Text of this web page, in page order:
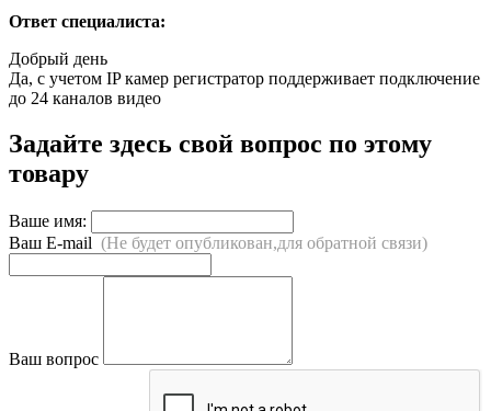
Ответ специалиста:
Добрый день
Да, с учетом IP камер регистратор поддерживает подключение
до 24 каналов видео
Задайте здесь свой вопрос по этому
товару
Ваше имя:
Ваш E-mail (Не будет опубликован,для обратной связи)
Ваш вопрос